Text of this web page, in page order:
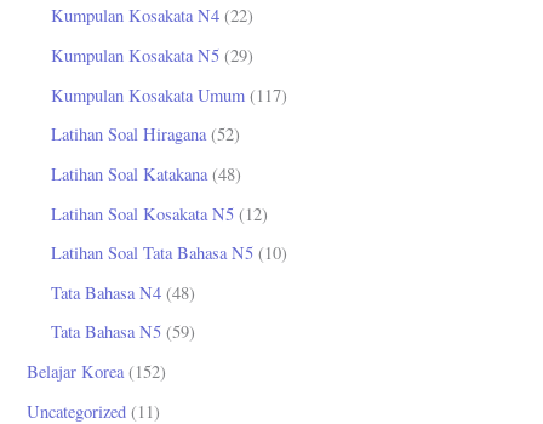
Kumpulan Kosakata N4 (22)
Kumpulan Kosakata N5 (29)
Kumpulan Kosakata Umum (117)
Latihan Soal Hiragana(52)
Latihan Soal Katakana(48)
Latihan Soal Kosakata N5 (12)
Latihan Soal Tata Bahasa N5 (10)
Tata Bahasa N4 (48)
Tata Bahasa N5 (59)
Belajar Korea(152)
Uncategorized (11)